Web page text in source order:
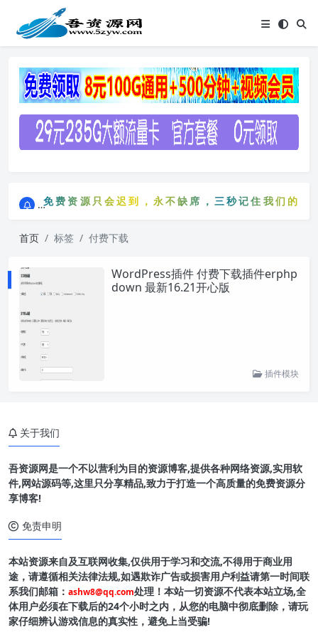
免费资源只会迟到，永不缺席，三秒记住我们的
免费资源只会迟到，永不缺席，三秒记住我们
首页 标签 付费下载
WordPress插件 付费下载插件erphp
down 最新16.21开心版
插件模块
关于我们
吾资源网是一个不以营利为目的资源博客,提供各种网络资源,实用软
件,网站源码等,这里只分享精品,致力于打造一个高质量的免费资源分
享博客!
免责申明
本站资源来自及互联网收集,仅供用于学习和交流,不得用于商业用
途，请遵循相关法律法规,如遇欺诈广告或损害用户利益请第一时间联
系我们邮箱： ashw8@qq.com处理！本站一切资源不代表本站立场,全
体用户必须在下载后的24个小时之内，从您的电脑中彻底删除，请玩
家仔细辨认游戏信息的真实性，避免上当受骗!